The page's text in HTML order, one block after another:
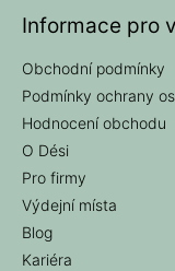
Informace pro
Obchodní podmínky
Podmínky ochrany
Hodnocení obchodu
O Dési
Pro firmy
Výdejní místa
Blog
Kariéra